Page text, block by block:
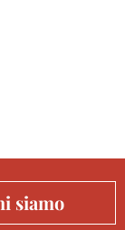
siamo